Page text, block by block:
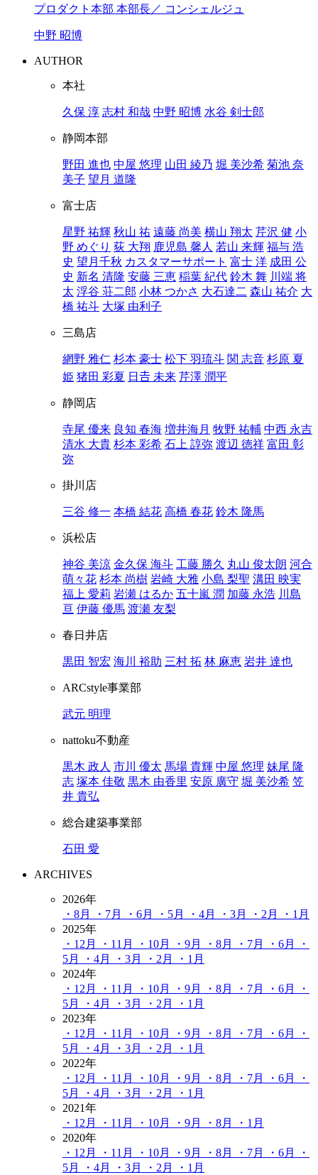
プロダクト本部 本部長／ コンシェルジュ
中野 昭博
AUTHOR
本社
久保 淳 志村 和哉 中野 昭博 水谷 剣士郎
静岡本部
野田 進也 中屋 悠理 山田 綾乃 堀 美沙希 菊池 奈
美子 望月 道隆
富士店
星野 祐輝 秋山 祐 遠藤 尚美 横山 翔太 芹沢 健 小
野 めぐり 荻 大翔 鹿児島 馨人 若山 来輝 福与 浩
史 望月千秋 カスタマーサポート 富士 洋 成田 公
史 新名 清隆 安藤 三恵 稲葉 紀代 鈴木 舞 川端 将
太 浮谷 荘二郎 小林 つかさ 大石達二 森山 祐介 大
橋 祐斗 大塚 由利子
三島店
網野 雅仁 杉本 豪士 松下 羽琉斗 関 志音 杉原 夏
姫 猪田 彩夏 日𠮷 未来 芹澤 潤平
静岡店
寺尾 優来 良知 春海 増井海月 牧野 祐輔 中西 永吉
清水 大貴 杉本 彩希 石上 諄弥 渡辺 徳祥 富田 彰
弥
掛川店
三谷 修一 本橋 結花 高橋 春花 鈴木 隆馬
浜松店
神谷 美涼 金久保 海斗 工藤 勝久 丸山 俊太朗 河合
萌々花 杉本 尚樹 岩崎 大雅 小島 梨聖 溝田 映実
福上 愛莉 岩瀬 はるか 五十嵐 潤 加藤 永浩 川島
亘 伊藤 優馬 渡瀬 友梨
春日井店
黒田 智宏 海川 裕助 三村 拓 林 麻恵 岩井 達也
ARCstyle事業部
武元 明理
nattoku不動産
黒木 政人 市川 優太 馬場 貴輝 中屋 悠理 妹尾 隆
志 塚本 佳敬 黒木 由香里 安原 廣守 堀 美沙希 笠
井 貴弘
総合建築事業部
石田 愛
ARCHIVES
2026年
・8月
・7月 ・6月 ・5月 ・4月 ・3月 ・2月
・1月
2025年
・12月
・11月 ・10月 ・9月 ・8月 ・7月 ・6月
・
5月
・4月 ・3月 ・2月
・1月
2024年
・12月
・11月 ・10月 ・9月 ・8月 ・7月 ・6月
・
5月
・4月 ・3月 ・2月
・1月
2023年
・12月
・11月 ・10月 ・9月 ・8月 ・7月 ・6月
・
5月
・4月 ・3月 ・2月
・1月
2022年
・12月
・11月 ・10月 ・9月 ・8月 ・7月 ・6月
・
5月
・4月 ・3月 ・2月
・1月
2021年
・12月
・11月 ・10月 ・9月 ・8月
・1月
2020年
・12月
・11月 ・10月 ・9月 ・8月 ・7月 ・6月
・
5月
・4月 ・3月 ・2月
・1月